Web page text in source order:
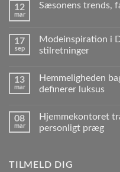
12
mar
Sæsonens trends,
17
sep
Modeinspiration i
stilretninger
13
mar
Hemmeligheden
definerer luksus
08
mar
Hjemmekontoret
personligt præg
TILMELD DIG